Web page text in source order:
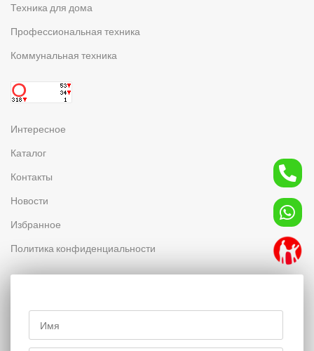
Техника для дома
Профессиональная техника
Коммунальная техника
Интересное
Каталог
Контакты
Новости
Избранное
Политика конфиденциальности